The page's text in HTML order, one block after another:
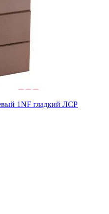
1NF гладкий ЛСР